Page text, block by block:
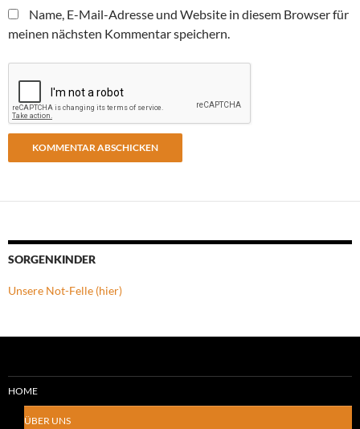
Name, E-Mail-Adresse und Website in diesem Browser für
meinen nächsten Kommentar speichern.
SORGENKINDER
Unsere Not-Felle (hier)
HOME
ÜBER UNS